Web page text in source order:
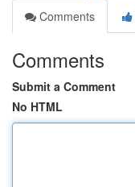
Comments
Comments
Submit a Comment
No HTML